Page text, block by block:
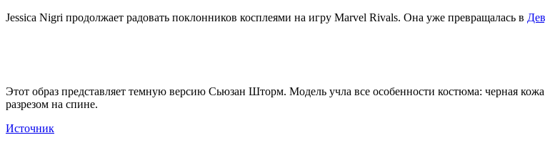
Jessica Nigri продолжает радовать поклонников косплеями на игру Marvel Rivals. Она уже превращалась в
Этот образ представляет темную версию Сьюзан Шторм. Модель учла все особенности костюма: черная
разрезом на спине.
Источник